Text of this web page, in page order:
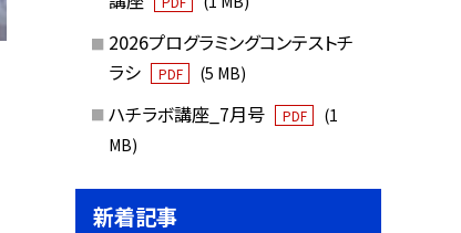
2026プログラミングコンテストチ
ラシ
PDF (5 MB)
ハチラボ講座_7月号 PDF
(1
MB)
新着記事